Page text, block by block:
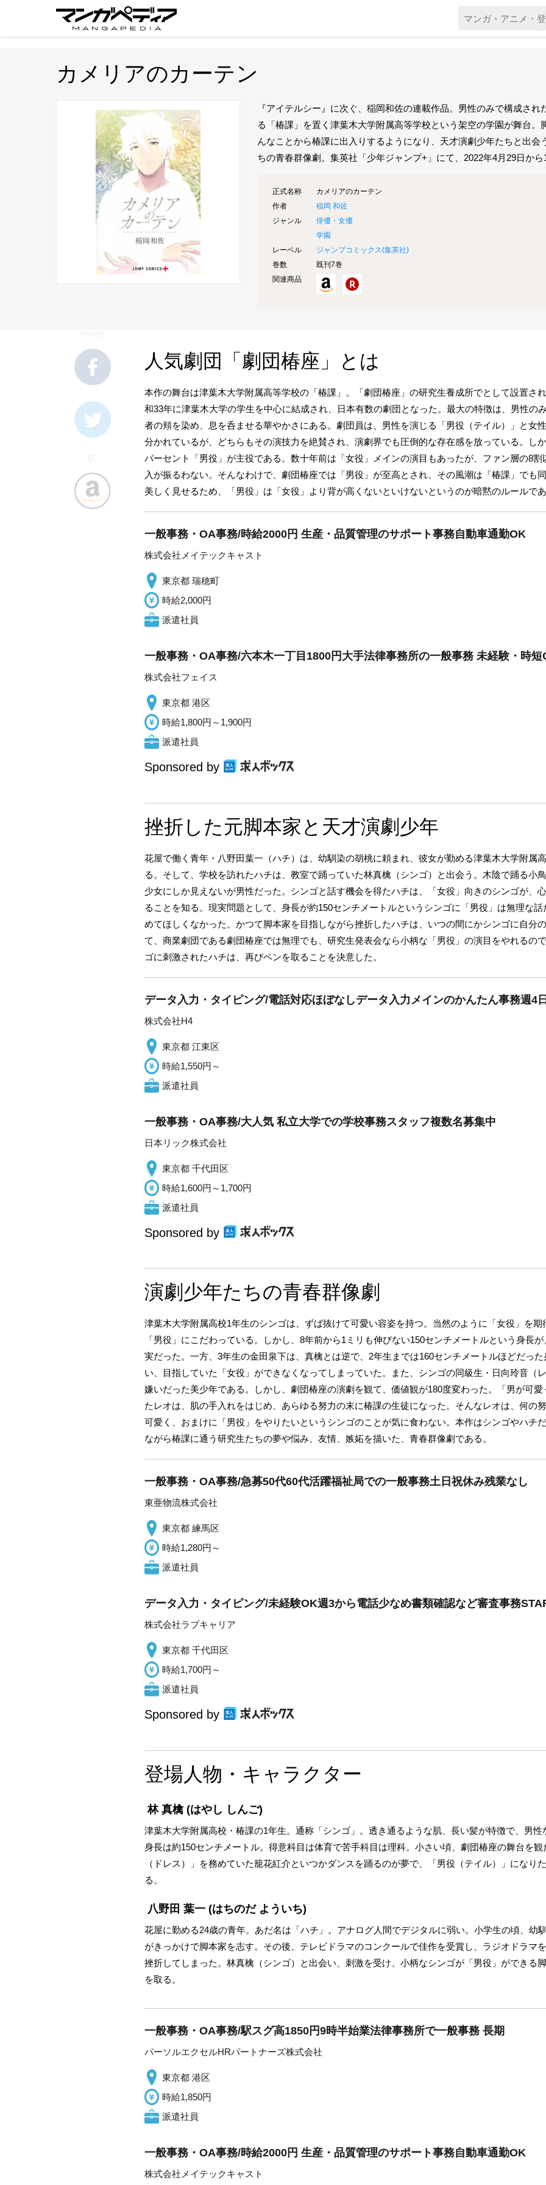
カメリアのカーテン
『アイテルシー』に次ぐ、稲岡和佐の連載作品。男性のみで構成さ
る「椿課」を置く津葉木大学附属高等学校という架空の学園が舞台
んなことから椿課に出入りするようになり、天才演劇少年たちと出
ちの青春群像劇。集英社「少年ジャンプ+」にて、2022年4月29日か
正式名称
カメリアのカーテン
作者
稲岡 和佐
ジャンル
俳優・女優
学園
レーベル
ジャンプコミックス(集英社)
巻数
既刊7巻
関連商品
人気劇団「劇団椿座」とは
本作の舞台は津葉木大学附属高等学校の「椿課」。「劇団椿座」の研究生養成所でとして設置さ
和33年に津葉木大学の学生を中心に結成され、日本有数の劇団となった。最大の特徴は、男性の
者の頬を染め、息を呑ませる華やかさにある。劇団員は、男性を演じる「男役（テイル）」と女
分かれているが、どちらもその演技力を絶賛され、演劇界でも圧倒的な存在感を放っている。し
パーセント「男役」が主役である。数十年前は「女役」メインの演目もあったが、ファン層の8
入が振るわない。そんなわけで、劇団椿座では「男役」が至高とされ、その風潮は「椿課」でも
美しく見せるため、「男役」は「女役」より背が高くないといけないというのが暗黙のルールで
一般事務・OA事務/時給2000円 生産・品質管理のサポート事務自動車通勤OK
株式会社メイテックキャスト
東京都 瑞穂町
時給2,000円
派遣社員
一般事務・OA事務/六本木一丁目1800円大手法律事務所の一般事務 未経験・時短
株式会社フェイス
東京都 港区
時給1,800円～1,900円
派遣社員
Sponsored by
挫折した元脚本家と天才演劇少年
花屋で働く青年・八野田葉一（ハチ）は、幼馴染の胡桃に頼まれ、彼女が勤める津葉木大学附属
る。そして、学校を訪れたハチは、教室で踊っていた林真檎（シンゴ）と出会う。木陰で踊る小
少女にしか見えないが男性だった。シンゴと話す機会を得たハチは、「女役」向きのシンゴが、
ることを知る。現実問題として、身長が約150センチメートルというシンゴに「男役」は無理な
めてほしくなかった。かつて脚本家を目指しながら挫折したハチは、いつの間にかシンゴに自分
て、商業劇団である劇団椿座では無理でも、研究生発表会なら小柄な「男役」の演目をやれるの
ゴに刺激されたハチは、再びペンを取ることを決意した。
データ入力・タイピング/電話対応ほぼなしデータ入力メインのかんたん事務週4
株式会社H4
東京都 江東区
時給1,550円～
派遣社員
一般事務・OA事務/大人気 私立大学での学校事務スタッフ複数名募集中
日本リック株式会社
東京都 千代田区
時給1,600円～1,700円
派遣社員
Sponsored by
演劇少年たちの青春群像劇
津葉木大学附属高校1年生のシンゴは、ずば抜けて可愛い容姿を持つ。当然のように「女役」を
「男役」にこだわっている。しかし、8年前から1ミリも伸びない150センチメートルという身長
実だった。一方、3年生の金田泉下は、真檎とは逆で、2年生までは160センチメートルほどだっ
い、目指していた「女役」ができなくなってしまっていた。また、シンゴの同級生・日向玲音（
嫌いだった美少年である。しかし、劇団椿座の演劇を観て、価値観が180度変わった。「男が可
たレオは、肌の手入れをはじめ、あらゆる努力の末に椿課の生徒になった。そんなレオは、何の
可愛く、おまけに「男役」をやりたいというシンゴのことが気に食わない。本作はシンゴやハチ
ながら椿課に通う研究生たちの夢や悩み、友情、嫉妬を描いた、青春群像劇である。
一般事務・OA事務/急募50代60代活躍福祉局での一般事務土日祝休み残業なし
東亜物流株式会社
東京都 練馬区
時給1,280円～
派遣社員
データ入力・タイピング/未経験OK週3から電話少なめ書類確認など審査事務
株式会社ラブキャリア
東京都 千代田区
時給1,700円～
派遣社員
Sponsored by
登場人物・キャラクター
林 真檎(はやし しんご)
津葉木大学附属高校・椿課の1年生。通称「シンゴ」。透き通るような肌、長い髪が特徴で、男
身長は約150センチメートル。得意科目は体育で苦手科目は理科。小さい頃、劇団椿座の舞台を
（ドレス）」を務めていた籠花紅介といつかダンスを踊るのが夢で、「男役（テイル）」になり
る。
八野田 葉一 (はちのだ よういち)
花屋に勤める24歳の青年。あだ名は「ハチ」。アナログ人間でデジタルに弱い。小学生の頃、幼
がきっかけで脚本家を志す。その後、テレビドラマのコンクールで佳作を受賞し、ラジオドラマ
挫折してしまった。林真檎（シンゴ）と出会い、刺激を受け、小柄なシンゴが「男役」ができる
を取る。
一般事務・OA事務/駅スグ高1850円9時半始業法律事務所で一般事務 長期
パーソルエクセルHRパートナーズ株式会社
東京都 港区
時給1,850円
派遣社員
一般事務・OA事務/時給2000円 生産・品質管理のサポート事務自動車通勤OK
株式会社メイテックキャスト